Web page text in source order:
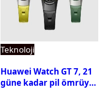
Teknoloji
Huawei Watch GT 7, 21
güne kadar pil ömrüyle